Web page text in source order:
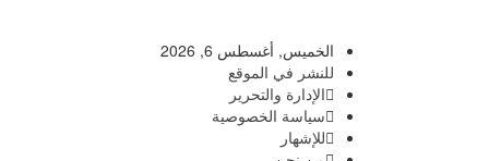
الخميس, أغسطس 6, 2026
للنشر في الموقع
الإدارة والتحرير
سياسة الخصوصية
للإشهار